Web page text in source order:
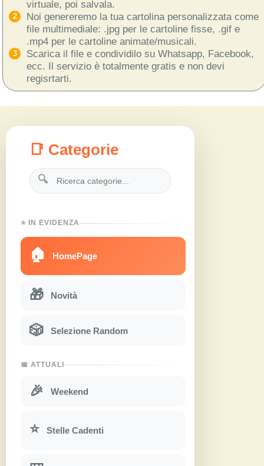
virtuale, poi salvala.
Noi genereremo la tua cartolina personalizzata come
file multimediale: .jpg per le cartoline fisse, .gif e
.mp4 per le cartoline animate/musicali.
Scarica il file e condividilo su Whatsapp, Facebook,
ecc. Il servizio è totalmente gratis e non devi
regisrtarti.
📑 Categorie
🔍
⭐ IN EVIDENZA
🏠 HomePage
🎁 Novità
🎲 Selezione Random
📅 ATTUALI
🎉 Weekend
⭐ Stelle Cadenti